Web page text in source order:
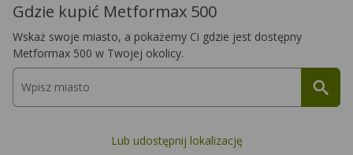
Gdzie kupić Metformax 500
Wskaż swoje miasto, a pokażemy Ci gdzie jest dostępny
Metformax 500 w Twojej okolicy.
Lub udostępnij lokalizację